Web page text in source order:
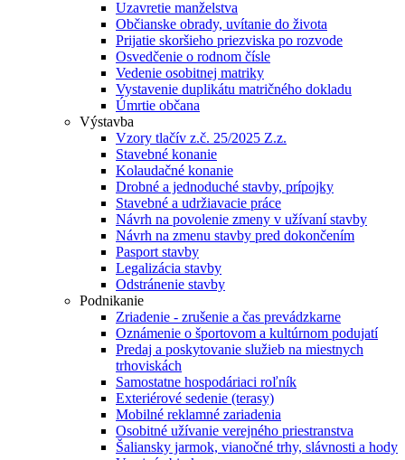
Uzavretie manželstva
Občianske obrady, uvítanie do života
Prijatie skoršieho priezviska po rozvode
Osvedčenie o rodnom čísle
Vedenie osobitnej matriky
Vystavenie duplikátu matričného dokladu
Úmrtie občana
Výstavba
Vzory tlačív z.č. 25/2025 Z.z.
Stavebné konanie
Kolaudačné konanie
Drobné a jednoduché stavby, prípojky
Stavebné a udržiavacie práce
Návrh na povolenie zmeny v užívaní stavby
Návrh na zmenu stavby pred dokončením
Pasport stavby
Legalizácia stavby
Odstránenie stavby
Podnikanie
Zriadenie - zrušenie a čas prevádzkarne
Oznámenie o športovom a kultúrnom podujatí
Predaj a poskytovanie služieb na miestnych
trhoviskách
Samostatne hospodáriaci roľník
Exteriérové sedenie (terasy)
Mobilné reklamné zariadenia
Osobitné užívanie verejného priestranstva
Šaliansky jarmok, vianočné trhy, slávnosti a hody